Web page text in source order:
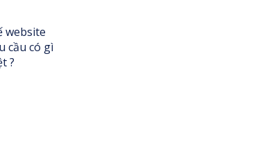
website
cầu có gì
?